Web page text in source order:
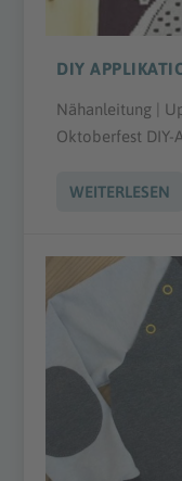
DIY
Nähanleitung |
Oktoberfest DIY-
WEITERLESEN